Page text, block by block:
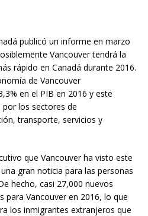
publicó un informe en marzo
Vancouver tendrá la
rápido en Canadá durante 2016.
de Vancouver
en el PIB en 2016 y este
los sectores de
transporte, servicios y
que Vancouver ha visto este
gran noticia para las personas
hecho, casi 27,000 nuevos
para Vancouver en 2016, lo que
los inmigrantes extranjeros que